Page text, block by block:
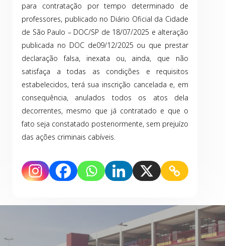
para contratação por tempo determinado de
professores, publicado no Diário Oficial da Cidade
de São Paulo – DOC/SP de 18/07/2025 e alteração
publicada no DOC de09/12/2025 ou que prestar
declaração falsa, inexata ou, ainda, que não
satisfaça a todas as condições e requisitos
estabelecidos, terá sua inscrição cancelada e, em
consequência, anulados todos os atos dela
decorrentes, mesmo que já contratado e que o
fato seja constatado posteriormente, sem prejuízo
das ações criminais cabíveis.